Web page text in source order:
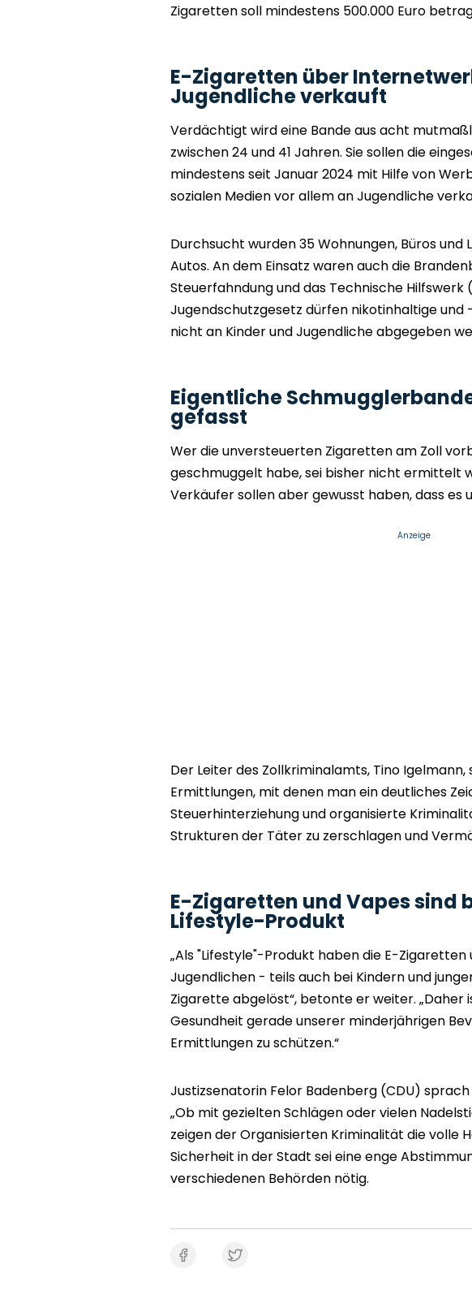
Zigaretten soll mindestens 500.000 Euro
E-Zigaretten über
Jugendliche verkauft
Verdächtigt wird eine Bande aus acht
zwischen 24 und 41 Jahren. Sie sollen die
mindestens seit Januar 2024 mit Hilfe von
sozialen Medien vor allem an Jugendliche
Durchsucht wurden 35 Wohnungen, Büros und
Autos. An dem Einsatz waren auch die
Steuerfahndung und das Technische
Jugendschutzgesetz dürfen nikotinhaltige
nicht an Kinder und Jugendliche abgegeben
Eigentliche
gefasst
Wer die unversteuerten Zigaretten am Zoll
geschmuggelt habe, sei bisher nicht ermittelt
Verkäufer sollen aber gewusst haben, dass es
Anzeige
Der Leiter des Zollkriminalamts, Tino
Ermittlungen, mit denen man ein deutliches
Steuerhinterziehung und organisierte
Strukturen der Täter zu zerschlagen und
E-Zigaretten und Vapes sind
Lifestyle-Produkt
„Als "Lifestyle"-Produkt haben die E-
Jugendlichen - teils auch bei Kindern und
Zigarette abgelöst“, betonte er weiter. „Daher
Gesundheit gerade unserer minderjährigen
Ermittlungen zu schützen.“
Justizsenatorin Felor Badenberg (CDU)
„Ob mit gezielten Schlägen oder vielen
zeigen der Organisierten Kriminalität die volle
Sicherheit in der Stadt sei eine enge
verschiedenen Behörden nötig.